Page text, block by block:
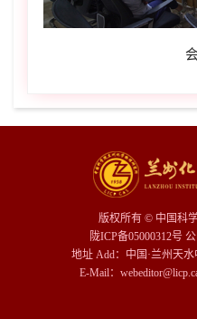
版权所有 © 中国科
陇ICP备05000312号
地址 Add：中国·兰州天
E-Mail：